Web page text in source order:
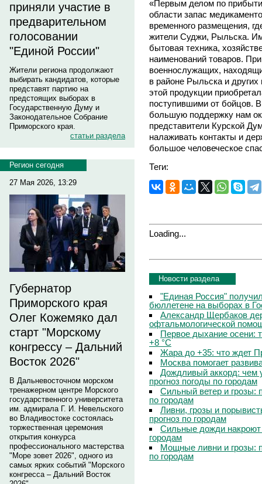
приняли участие в
предварительном
голосовании
"Единой России"
Жители региона продолжают
выбирать кандидатов, которые
представят партию на
предстоящих выборах в
Государственную Думу и
Законодательное Собрание
Приморского края.
статьи раздела
Регион сегодня
27 Мая 2026, 13:29
Губернатор
Приморского края
Олег Кожемяко дал
старт "Морскому
конгрессу – Дальний
Восток 2026"
В Дальневосточном морском
тренажерном центре Морского
государственного университета
им. адмирала Г. И. Невельского
во Владивостоке состоялась
торжественная церемония
открытия конкурса
профессионального мастерства
"Море зовет 2026", одного из
самых ярких событий "Морского
конгресса – Дальний Восток
«Первым делом по
области запас
временного размещения,
жители Суджи, Рыльска.
бытовая техника,
наименований товаров.
военнослужащих,
в районе Рыльска и
этой продукции
поступившими от бойцов.
большую поддержку нам
представители Курской
налаживать контакты и
большое человеческое
Теги:
Loading...
Новости раздела
"Единая Россия"
бюллетене на выборах в
Александр Щербаков
офтальмологической
Первое дыхание осени:
+8 °C
Жара до +35: что ждет
Москва помогает
Дождливый аккорд: чем
прогноз погоды по городам
Сильный ветер и грозы:
по городам
Ливни, грозы и
прогноз по городам
Сильные дожди
городам
Мощные ливни и грозы:
по городам